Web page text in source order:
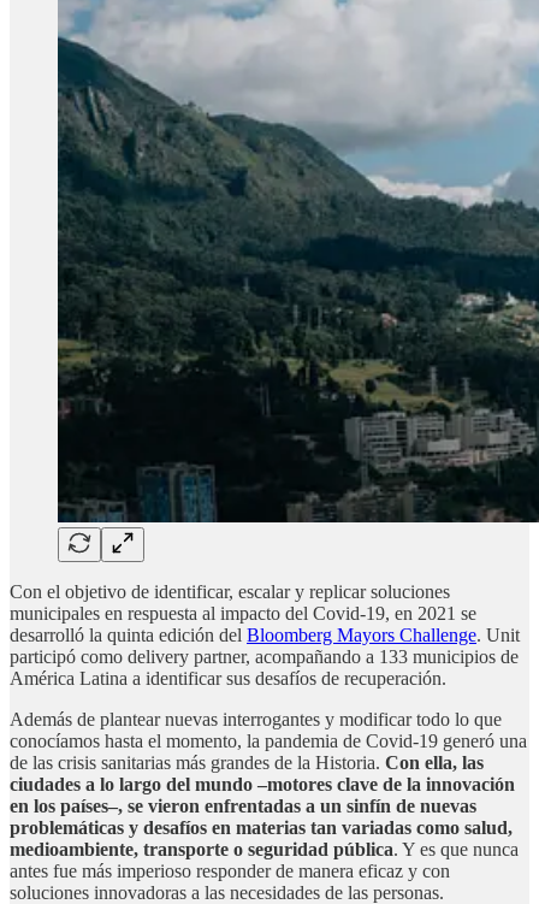
Con el objetivo de identificar, escalar y replicar soluciones
municipales en respuesta al impacto del Covid-19, en 2021 se
desarrolló la quinta edición del Bloomberg Mayors Challenge. Unit
participó como delivery partner, acompañando a 133 municipios de
América Latina a identificar sus desafíos de recuperación.
Además de plantear nuevas interrogantes y modificar todo lo que
conocíamos hasta el momento, la pandemia de Covid-19 generó una
de las crisis sanitarias más grandes de la Historia. Con ella, las
ciudades a lo largo del mundo –motores clave de la innovación
en los países–, se vieron enfrentadas a un sinfín de nuevas
problemáticas y desafíos en materias tan variadas como salud,
medioambiente, transporte o seguridad pública. Y es que nunca
antes fue más imperioso responder de manera eficaz y con
soluciones innovadoras a las necesidades de las personas.